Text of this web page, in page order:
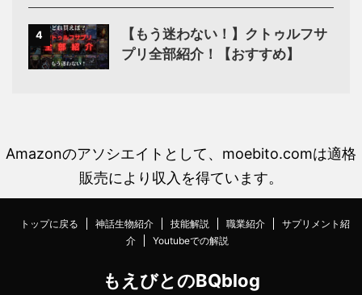
4
【もう迷わない！】クトゥルフサ
プリ全部紹介！【おすすめ】
Amazonのアソシエイトとして、moebito.comは適格
販売により収入を得ています。
トップに戻る 神話生物紹介 技能解説 職業紹介
サプリメント紹
介
Youtubeでの解説
もえびとのBQblog